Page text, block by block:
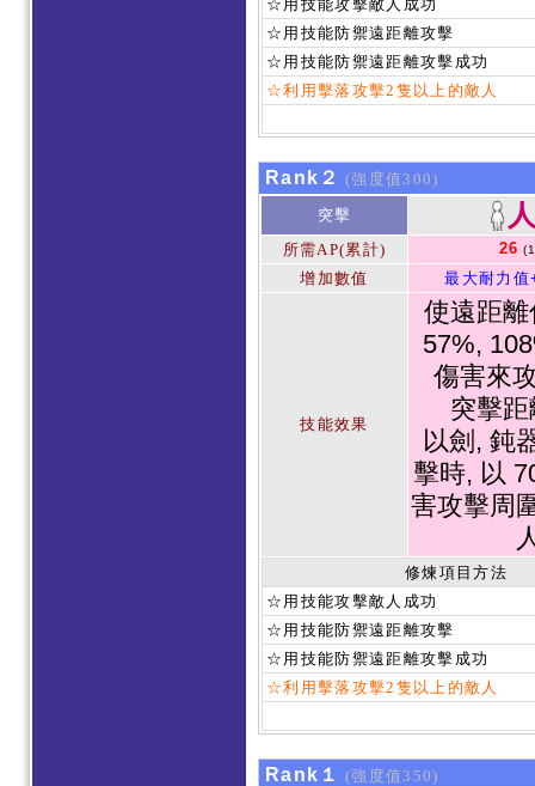
☆用技能攻擊敵人成功
☆用技能防禦遠距離攻擊
☆用技能防禦遠距離攻擊成功
☆利用擊落攻擊2隻以上的敵人
Rank２
(強度值300)
突擊
所需AP(累計) 26
增加數值 最大耐力值
技能效果
使遠距
57%,
傷害來
突擊
以劍, 鈍
擊時, 以
害攻擊周
修煉項目方法
☆用技能攻擊敵人成功
☆用技能防禦遠距離攻擊
☆用技能防禦遠距離攻擊成功
☆利用擊落攻擊2隻以上的敵人
Rank１
(強度值350)